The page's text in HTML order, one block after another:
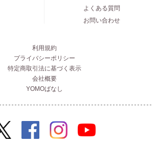
よくある質問
お問い合わせ
利用規約
プライバシーポリシー
特定商取引法に基づく表示
会社概要
YOMOばなし